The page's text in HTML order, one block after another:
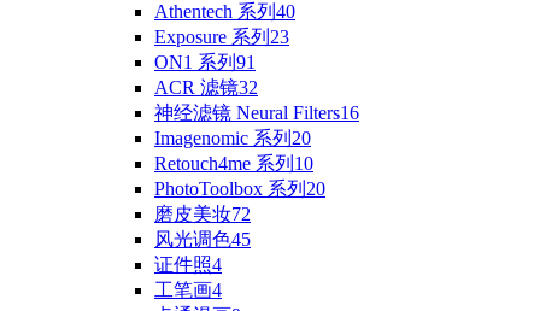
Athentech 系列 40
Exposure 系列 23
ON1 系列 91
ACR 滤镜32
神经滤镜 Neural Filters16
Imagenomic 系列 20
Retouch4me 系列 10
PhotoToolbox 系列 20
磨皮美妆72
风光调色45
证件照4
工笔画4